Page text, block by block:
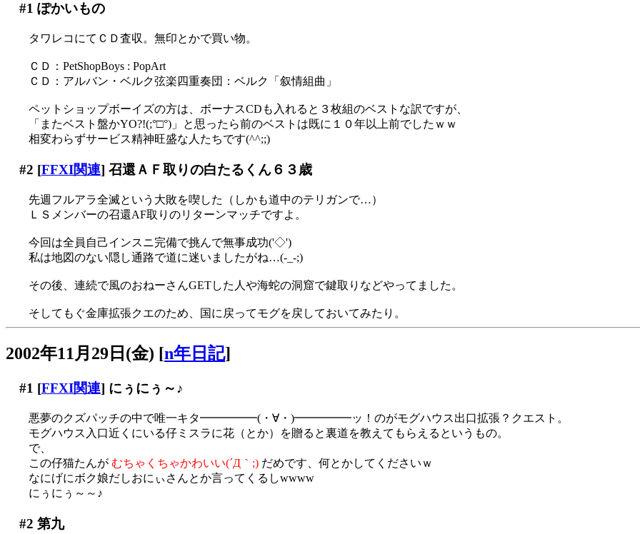
#1 ぽかいもの
タワレコにてＣＤ査収。無印とかで買い物。
ＣＤ：PetShopBoys : PopArt
ＣＤ：アルバン・ベルク弦楽四重奏団：ベルク「叙情組曲」
ペットショップボーイズの方は、ボーナスCDも入れると３枚組のベストな訳ですが、
「またベスト盤かYO?!(;°□°)」と思ったら前のベストは既に１０年以上前でしたｗｗ
相変わらずサービス精神旺盛な人たちです(^^;;)
#2 [FFXI関連] 召還ＡＦ取りの白たるくん６３歳
先週フルアラ全滅という大敗を喫した（しかも道中のテリガンで…）
ＬＳメンバーの召還AF取りのリターンマッチですよ。
今回は全員自己インスニ完備で挑んで無事成功('◇')ゞ
私は地図のない隠し通路で道に迷いましたがね…(-_-;)
その後、連続で風のおねーさんGETした人や海蛇の洞窟で鍵取りなどやってました。
そしてもぐ金庫拡張クエのため、国に戻ってモグを戻しておいてみたり。
2002年11月29日(金) [n年日記]
#1 [FFXI関連] にぅにぅ～♪
悪夢のクズパッチの中で唯一キタ━━━━━(・∀・)━━━━━ッ！のがモグハウス出口拡張？クエスト。
モグハウス入口近くにいる仔ミスラに花（とか）を贈ると裏道を教えてもらえるというもの。
で、
この仔猫たんが むちゃくちゃかわいい(´Д｀;) だめです、何とかしてくださいｗ
なにげにボク娘だしおにぃさんとか言ってくるしwwww
にぅにぅ～～♪
#2 第九